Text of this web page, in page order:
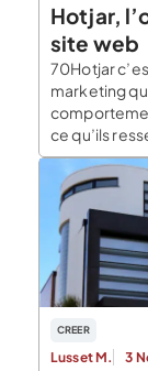
Hotjar,
site web
70Hotjar
marketing
ce qu’ils
besoin.
Combinant
et
CREER
Lusset M. 3